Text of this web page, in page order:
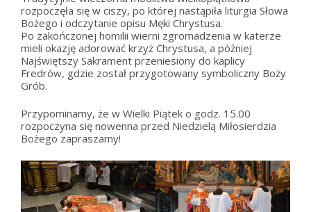
rozpoczęła się w ciszy, po której nastąpiła liturgia Słowa
Bożego i odczytanie opisu Męki Chrystusa.
Po zakończonej homilii wierni zgromadzenia w katerze
mieli okazję adorować krzyż Chrystusa, a później
Najświętszy Sakrament przeniesiony do kaplicy
Fredrów, gdzie został przygotowany symboliczny Boży
Grób.
Przypominamy, że w Wielki Piątek o godz. 15.00
rozpoczyna się nowenna przed Niedzielą Miłosierdzia
Bożego zapraszamy!